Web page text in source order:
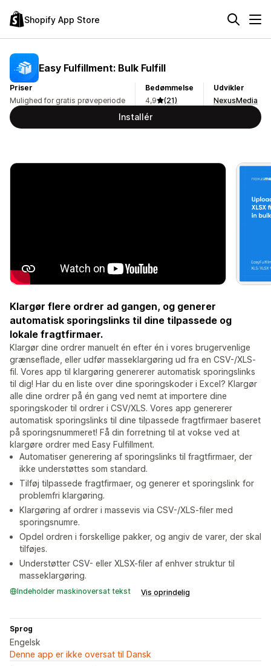
Shopify App Store
Easy Fulfillment: Bulk Fulfill
Priser
Mulighed for gratis prøveperiode
Bedømmelse
4,9
(21)
Udvikler
NexusMedia
Installér
Klargør flere ordrer ad gangen, og generer
automatisk sporingslinks til dine tilpassede og
lokale fragtfirmaer.
Klargør dine ordrer manuelt én efter én i vores brugervenlige
grænseflade, eller udfør masseklargøring ud fra en CSV-/XLS-
fil. Vores app til klargøring genererer automatisk sporingslinks
til dig! Har du en liste over dine sporingskoder i Excel? Klargør
alle dine ordrer på én gang ved nemt at importere dine
sporingskoder til ordrer i CSV/XLS. Vores app genererer
automatisk sporingslinks til dine tilpassede fragtfirmaer baseret
på sporingsnummeret! Få din forretning til at vokse ved at
klargøre ordrer med Easy Fulfillment.
Automatiser generering af sporingslinks til fragtfirmaer, der
ikke understøttes som standard.
Tilføj tilpassede fragtfirmaer, og generer et sporingslink for
problemfri klargøring.
Klargøring af ordrer i massevis via CSV-/XLS-filer med
sporingsnumre.
Opdel ordren i forskellige pakker, og angiv de varer, der skal
tilføjes.
Understøtter CSV- eller XLSX-filer af enhver struktur til
masseklargøring.
Indeholder maskinoversat tekst Vis oprindelig
Sprog
Engelsk
Denne app er ikke oversat til Dansk